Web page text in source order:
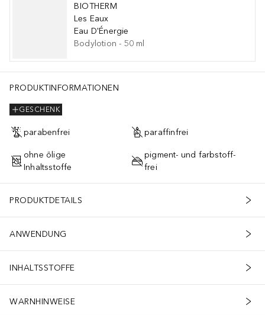
BIOTHERM
Les Eaux
Eau D'Énergie
Bodylotion - 50 ml
PRODUKTINFORMATIONEN
GESCHENK
parabenfrei paraffinfrei
ohne ölige
Inhaltsstoffe
pigment- und farbstoff-
frei
PRODUKTDETAILS
ANWENDUNG
INHALTSSTOFFE
WARNHINWEISE